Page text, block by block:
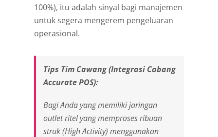
100%), itu adalah sinyal bagi manajemen
untuk segera mengerem pengeluaran
operasional.
Tips Tim Cawang (Integrasi Cabang
Accurate POS):
Bagi Anda yang memiliki jaringan
outletritel yang memproses ribuan
struk (High Activity) menggunakan